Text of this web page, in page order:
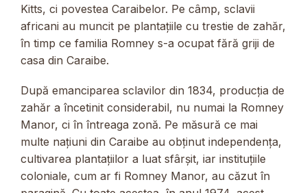
Kitts, ci povestea Caraibelor. Pe câmp, sclavii
africani au muncit pe plantațiile cu trestie de zahăr,
în timp ce familia Romney s-a ocupat fără griji de
casa din Caraibe.
După emanciparea sclavilor din 1834, producția de
zahăr a încetinit considerabil, nu numai la Romney
Manor, ci în întreaga zonă. Pe măsură ce mai
multe națiuni din Caraibe au obținut independența,
cultivarea plantațiilor a luat sfârșit, iar instituțiile
coloniale, cum ar fi Romney Manor, au căzut în